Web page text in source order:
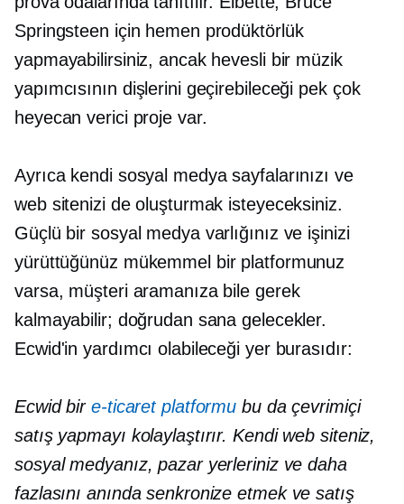
Springsteen için hemen prodüktörlük
yapmayabilirsiniz, ancak hevesli bir müzik
yapımcısının dişlerini geçirebileceği pek çok
heyecan verici proje var.
Ayrıca kendi sosyal medya sayfalarınızı ve
web sitenizi de oluşturmak isteyeceksiniz.
Güçlü bir sosyal medya varlığınız ve işinizi
yürüttüğünüz mükemmel bir platformunuz
varsa, müşteri aramanıza bile gerek
kalmayabilir; doğrudan sana gelecekler.
Ecwid'in yardımcı olabileceği yer burasıdır:
Ecwid bire-ticaret platformu bu da çevrimiçi
satış yapmayı kolaylaştırır. Kendi web siteniz,
sosyal medyanız, pazar yerleriniz ve daha
fazlasını anında senkronize etmek ve satış